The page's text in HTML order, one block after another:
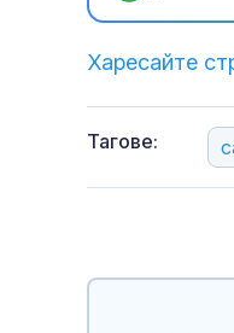
Харесайте
Тагове: